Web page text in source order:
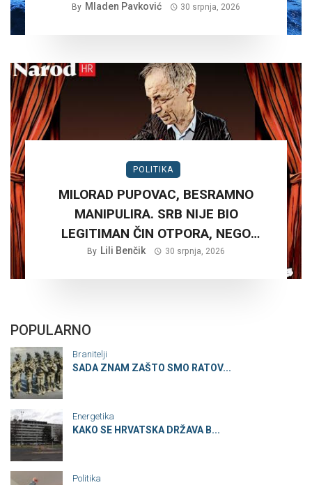
By Mladen Pavković 30 srpnja, 2026
POLITIKA
MILORAD PUPOVAC, BESRAMNO
MANIPULIRA. SRB NIJE BIO
LEGITIMAN ČIN OTPORA, NEGO
PLANSKA ČETNIČKA AGRESIJA SA
By Lili Benčik 30 srpnja, 2026
POPULARNO
Branitelji
SADA ZNAM ZAŠTO SMO RATOV...
Energetika
KAKO SE HRVATSKA DRŽAVA B...
Politika